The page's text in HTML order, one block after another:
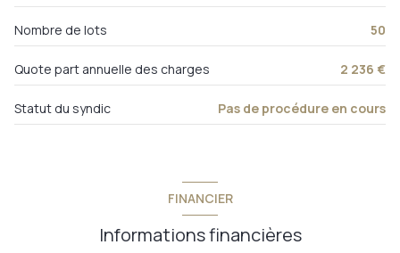
Nombre de lots 50
Quote part annuelle des charges 2 236 €
Statut du syndic Pas de procédure en cours
FINANCIER
Informations financières